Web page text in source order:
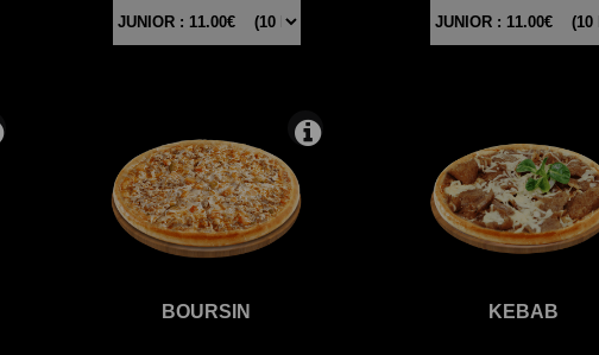
BOURSIN KEBAB